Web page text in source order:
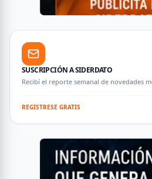
SUSCRIPCIÓN A SIDERDATO
Recibí el reporte semanal de novedades
REGISTRESE GRATIS